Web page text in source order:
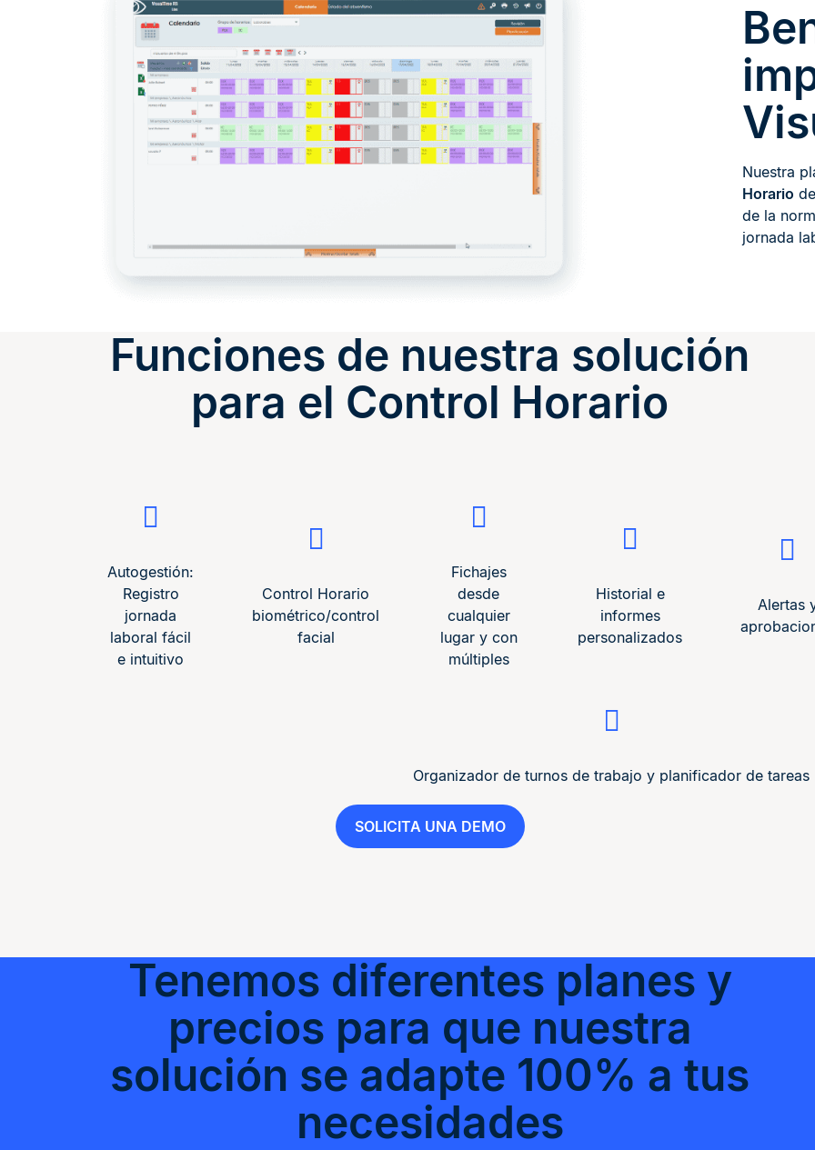
Nuestra
Horario
de la
jornada
Funciones de nuestra solución
para el Control Horario
Autogestión:
Registro
jornada
laboral fácil
e intuitivo
Control Horario
biométrico/control
facial
Fichajes
desde
cualquier
lugar y con
múltiples
Historial e
informes
personalizados
Alertas
Organizador de turnos de trabajo y planificador de tareas
SOLICITA UNA DEMO
Tenemos diferentes planes y
precios para que nuestra
solución se adapte 100% a tus
necesidades